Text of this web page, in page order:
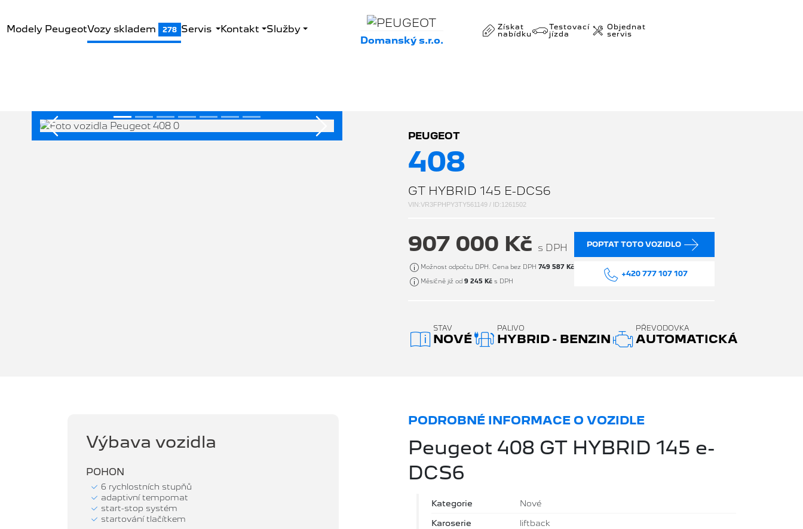
Modely PeugeotVozy skladem 278 Servis Kontakt
Služby
Domanský s.r.o.
Získat
nabídku
Testovací
jízda
Objednat
servis
Předchozí Následující PEUGEOT
408
GT HYBRID 145 E-DCS6
VIN:VR3FPHPY3TY561149 / ID:1261502
907 000 Kč s DPH
Možnost odpočtu DPH. Cena bez DPH 749 587 Kč
Měsíčně již od 9 245 Kč s DPH
POPTAT TOTO VOZIDLO
+420 777 107 107
STAV
NOVÉ
PALIVO
HYBRID - BENZIN
PŘEVODOVKA
AUTOMATICKÁ
Výbava vozidla
POHON
6 rychlostních stupňů
adaptivní tempomat
start-stop systém
startování tlačítkem
PODROBNÉ INFORMACE O VOZIDLE
Peugeot 408 GT HYBRID 145 e-
DCS6
Kategorie Nové
Karoserie liftback